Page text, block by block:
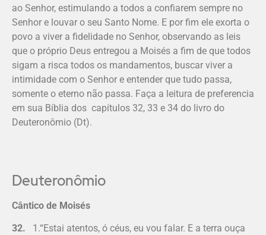
ao Senhor, estimulando a todos a confiarem sempre no
Senhor e louvar o seu Santo Nome. E por fim ele exorta o
povo a viver a fidelidade no Senhor, observando as leis
que o próprio Deus entregou a Moisés a fim de que todos
sigam a risca todos os mandamentos, buscar viver a
intimidade com o Senhor e entender que tudo passa,
somente o eterno não passa. Faça a leitura de preferencia
em sua Bíblia dos capítulos 32, 33 e 34 do livro do
Deuteronômio (Dt).
Deuteronômio
Cântico de Moisés
32. 1.“Estai atentos, ó céus, eu vou falar. E a terra ouça